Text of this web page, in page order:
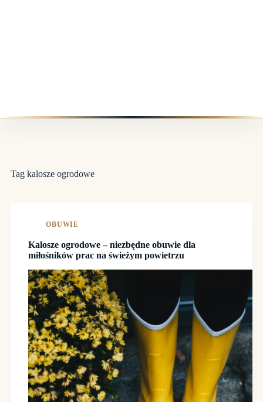
Tag kalosze ogrodowe
OBUWIE
Kalosze ogrodowe – niezbędne obuwie dla
miłośników prac na świeżym powietrzu